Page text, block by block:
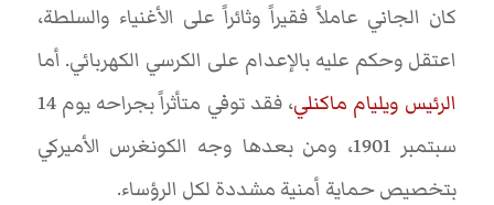
كان الجاني عاملاً فقيراً وثائراً على الأغنياء والسلطة،
اعتقل وحكم عليه بالإعدام على الكرسي الكهربائي. أما
الرئيس ويليام ماكنلي
، فقد توفي متأثراً بجراحه يوم 14
سبتمبر 1901، ومن بعدها وجه الكونغرس الأميركي
بتخصيص حماية أمنية مشددة لكل الرؤساء.